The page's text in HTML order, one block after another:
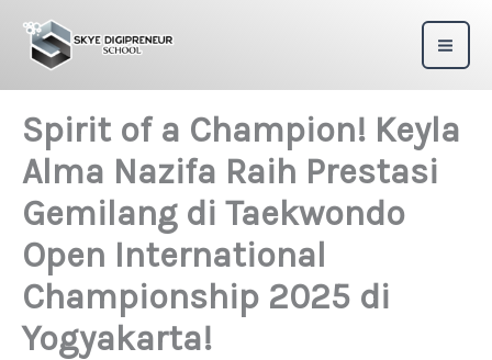
content
Spirit of a Champion! Keyla
Alma Nazifa Raih Prestasi
Gemilang di Taekwondo
Open International
Championship 2025 di
Yogyakarta!